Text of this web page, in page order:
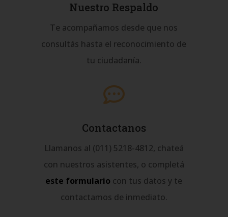
Nuestro Respaldo
Te acompañamos desde que nos
consultás hasta el reconocimiento de
tu ciudadanía.

Contactanos
Llamanos al (011) 5218-4812, chateá
con nuestros asistentes, o completá
este formulario con tus datos y te
contactamos de inmediato.